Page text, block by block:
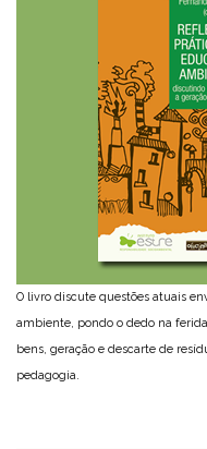
O livro discute questões atuais
ambiente, pondo o dedo na
bens, geração e descarte de
pedagogia.